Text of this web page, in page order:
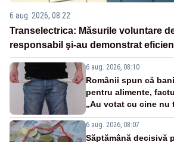
6 aug. 2026, 08:22
Transelectrica: Măsurile voluntare
responsabil şi-au demonstrat
6 aug. 2026, 08:10
Românii spun că
pentru alimente,
„Au votat cu cine nu
6 aug. 2026, 08:07
Săptămână decisivă